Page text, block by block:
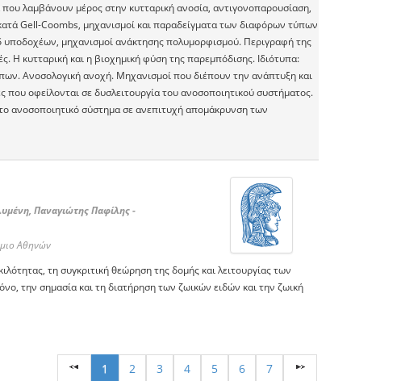
λαμβάνουν μέρος στην κυτταρική ανοσία, αντιγονοπαρουσίαση,
Gell-Coombs, μηχανισμοί και παραδείγματα των διαφόρων τύπων
μηχανισμοί ανάκτησης πολυμορφισμού. Περιγραφή της
Η κυτταρική και η βιοχημική φύση της παρεμπόδισης. Iδιότυπα:
Ανοσολογική ανοχή. Μηχανισμοί που διέπουν την ανάπτυξη και
οφείλονται σε δυσλειτουργία του ανοσοποιητικού συστήματος.
ανοσοποιητικό σύστημα σε ανεπιτυχή απομάκρυνση των
Παναγιώτης Παφίλης -
Αθηνών
τη συγκριτική θεώρηση της δομής και λειτουργίας των
την σημασία και τη διατήρηση των ζωικών ειδών και την ζωική
1 2 3 4 5 6 7